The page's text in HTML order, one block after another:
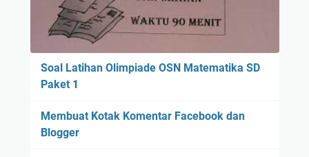
Soal Latihan Olimpiade OSN Matematika SD
Paket 1
Membuat Kotak Komentar Facebook dan
Blogger